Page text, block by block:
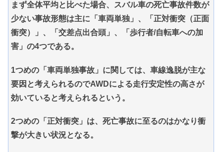
まず全体平均と比べた場合、スバル車の死亡事故件数が
少ない事故形態は主に「車両単独」、「正対衝突（正面
衝突）」、「交差点出合頭」、「歩行者/自転車への加
害」の4つである。
1つめの「車両単独事故」に関しては、車線逸脱が主な
要因と考えられるのでAWDによる走行安定性の高さが
効いていると考えられるという。
2つめの「正対衝突」は、死亡事故に至るのはかなり衝
撃が大きい状況となる。